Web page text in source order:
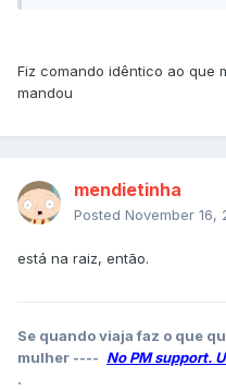
Fiz comando idêntico ao que
mandou
mendietinha
Posted November 16,
está na raiz, então.
Se quando viaja faz o que
mulher ---- No PM support.
.